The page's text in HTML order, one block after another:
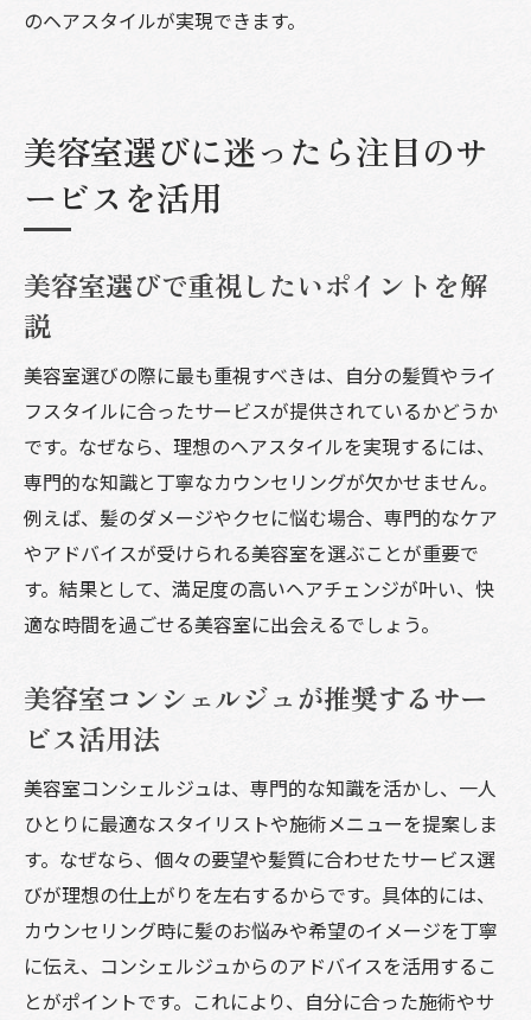
のヘアスタイルが実現できます。
美容室選びに迷ったら注目のサ
ービスを活用
美容室選びで重視したいポイントを解
説
美容室選びの際に最も重視すべきは、自分の髪質やライ
フスタイルに合ったサービスが提供されているかどうか
です。なぜなら、理想のヘアスタイルを実現するには、
専門的な知識と丁寧なカウンセリングが欠かせません。
例えば、髪のダメージやクセに悩む場合、専門的なケア
やアドバイスが受けられる美容室を選ぶことが重要で
す。結果として、満足度の高いヘアチェンジが叶い、快
適な時間を過ごせる美容室に出会えるでしょう。
美容室コンシェルジュが推奨するサー
ビス活用法
美容室コンシェルジュは、専門的な知識を活かし、一人
ひとりに最適なスタイリストや施術メニューを提案しま
す。なぜなら、個々の要望や髪質に合わせたサービス選
びが理想の仕上がりを左右するからです。具体的には、
カウンセリング時に髪のお悩みや希望のイメージを丁寧
に伝え、コンシェルジュからのアドバイスを活用するこ
とがポイントです。これにより、自分に合った施術やサ